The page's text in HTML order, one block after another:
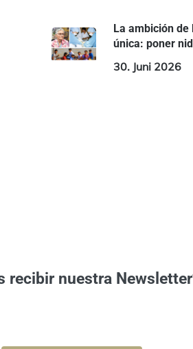
La ambición de
única: poner
30. Juni 2026
recibir nuestra